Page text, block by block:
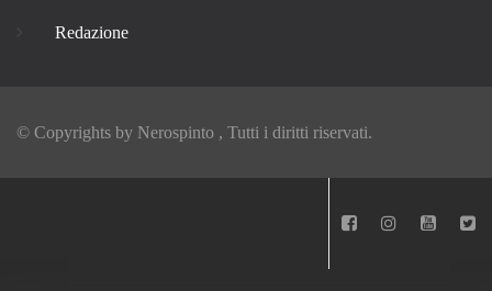
Redazione
© Copyrights by Nerospinto , Tutti i diritti riservati.